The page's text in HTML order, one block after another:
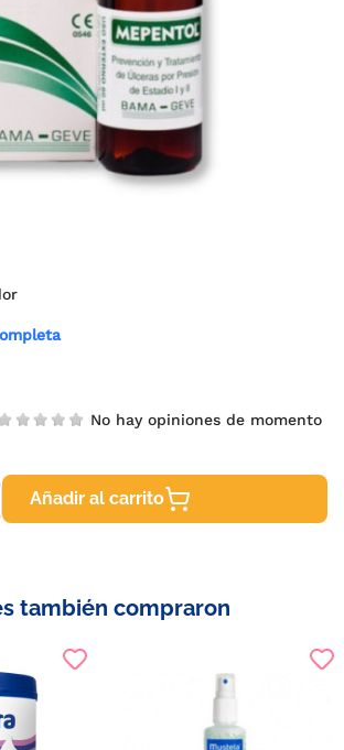
No hay opiniones de momento
Añadir al carrito
también compraron